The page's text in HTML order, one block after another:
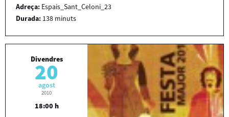
Adreça: Espais_Sant_Celoni_23
Durada: 138 minuts
Divendres
20
agost
2010
18:00 h